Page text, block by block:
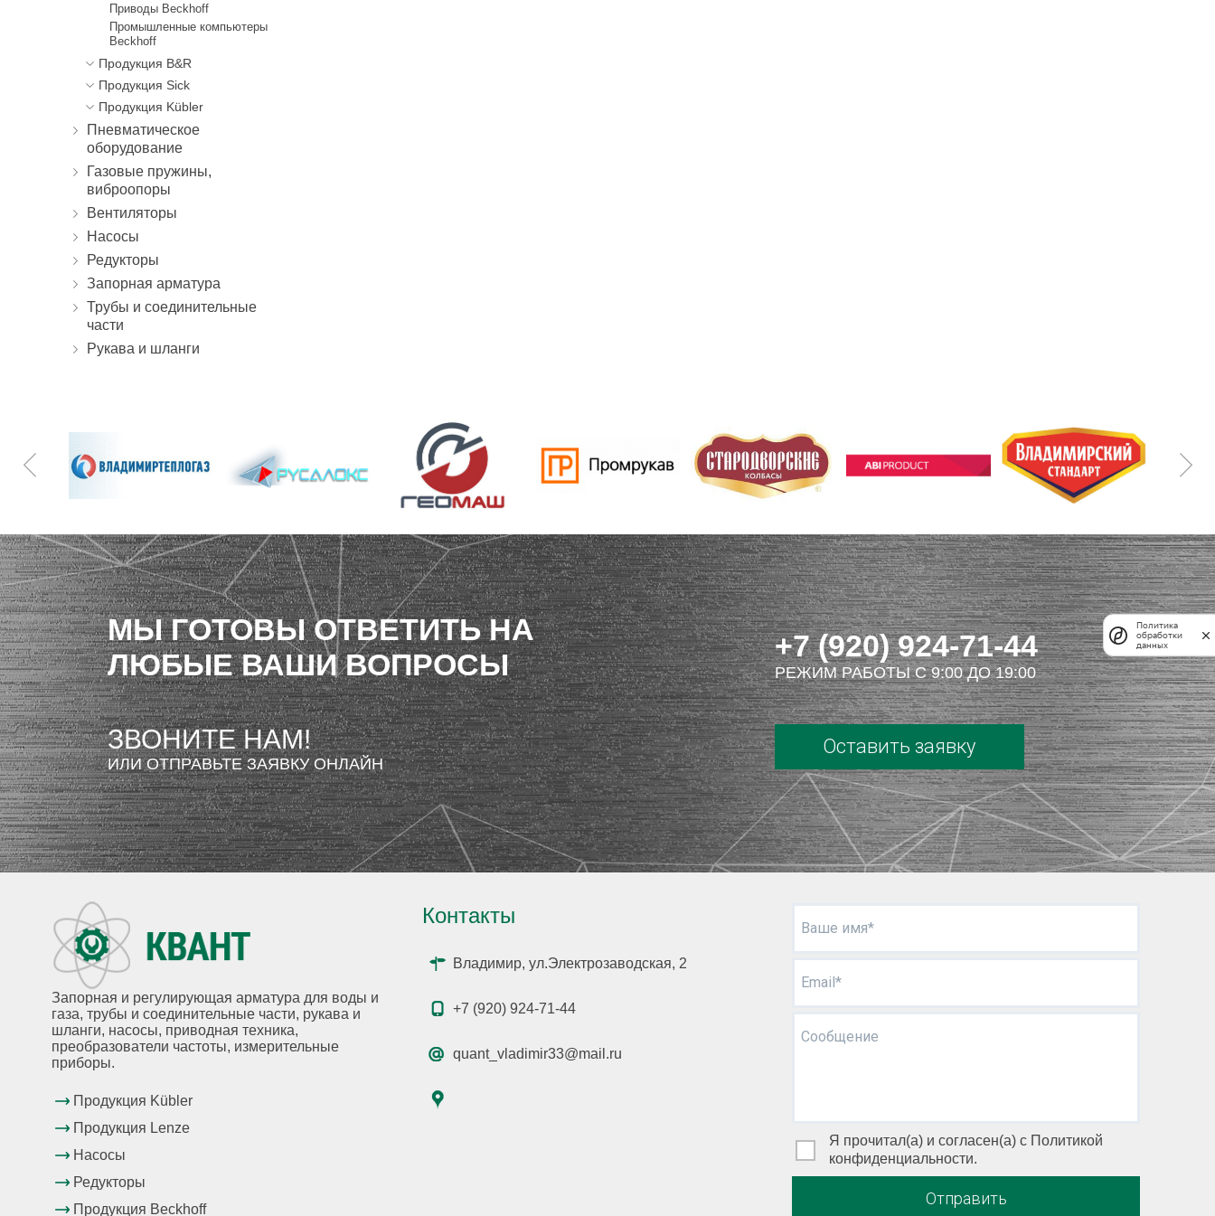
Приводы Beckhoff
Промышленные компьютеры
Beckhoff
Продукция B&R
Продукция Sick
Продукция Kübler
Пневматическое
оборудование
Газовые пружины,
виброопоры
Вентиляторы
Насосы
Редукторы
Запорная арматура
Трубы и соединительные
части
Рукава и шланги
МЫ ГОТОВЫ ОТВЕТИТЬ НА
ЛЮБЫЕ ВАШИ ВОПРОСЫ
ЗВОНИТЕ НАМ!
ИЛИ ОТПРАВЬТЕ ЗАЯВКУ ОНЛАЙН
+7 (920) 924-71-44
РЕЖИМ РАБОТЫ С 9:00 ДО 19:00
Оставить заявку
Запорная и регулирующая арматура для воды и
газа, трубы и соединительные части, рукава и
шланги, насосы, приводная техника,
преобразователи частоты, измерительные
приборы.
Продукция Kübler
Продукция Lenze
Насосы
Редукторы
Продукция Beckhoff
Контакты
Владимир, ул.Электрозаводская, 2
+7 (920) 924-71-44
quant_vladimir33@mail.ru
Ваше имя*
Email*
Сообщение
Я прочитал(а) и согласен(а) с Политикой
конфиденциальности.
Отправить
Политика
обработки
данных